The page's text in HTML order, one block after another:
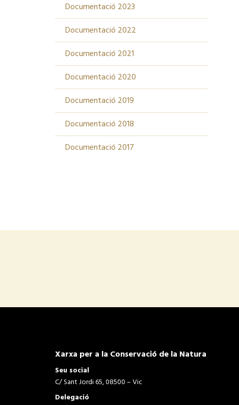
Documentació 2023
Documentació 2022
Documentació 2021
Documentació 2020
Documentació 2019
Documentació 2018
Documentació 2017
Xarxa per a la Conservació de la Natura
Seu social
C/ Sant Jordi 65, 08500 – Vic
Delegació